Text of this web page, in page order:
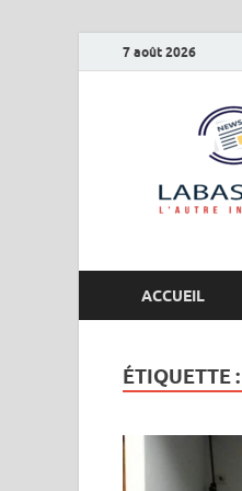
7 août 2026
ACCUEIL
ÉTIQUETTE :